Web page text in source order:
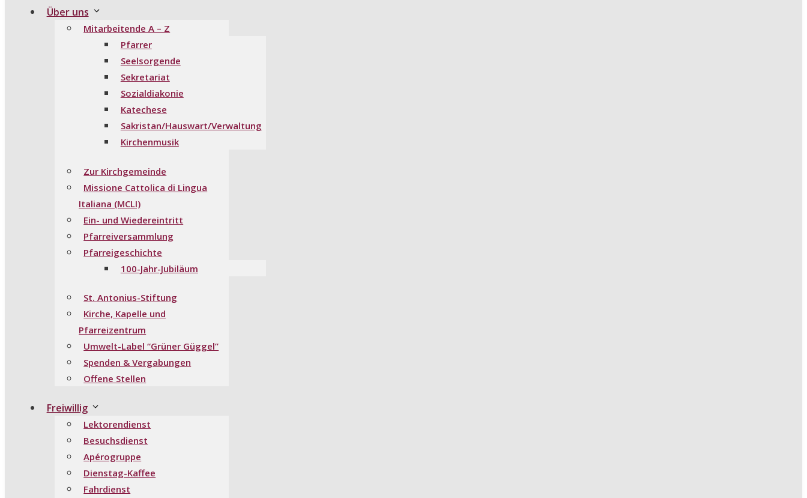
Über uns
Mitarbeitende A – Z
Pfarrer
Seelsorgende
Sekretariat
Sozialdiakonie
Katechese
Sakristan/Hauswart/Verwaltung
Kirchenmusik
Zur Kirchgemeinde
Missione Cattolica di Lingua
Italiana (MCLI)
Ein- und Wiedereintritt
Pfarreiversammlung
Pfarreigeschichte
100-Jahr-Jubiläum
St. Antonius-Stiftung
Kirche, Kapelle und
Pfarreizentrum
Umwelt-Label “Grüner Güggel”
Spenden & Vergabungen
Offene Stellen
Freiwillig
Lektorendienst
Besuchsdienst
Apérogruppe
Dienstag-Kaffee
Fahrdienst